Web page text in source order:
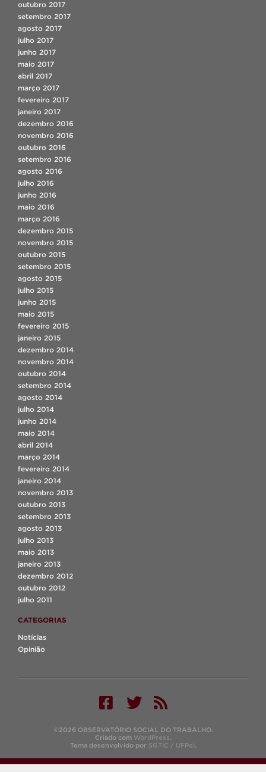
outubro 2017
setembro 2017
agosto 2017
julho 2017
junho 2017
maio 2017
abril 2017
março 2017
fevereiro 2017
janeiro 2017
dezembro 2016
novembro 2016
outubro 2016
setembro 2016
agosto 2016
julho 2016
junho 2016
maio 2016
março 2016
dezembro 2015
novembro 2015
outubro 2015
setembro 2015
agosto 2015
julho 2015
junho 2015
maio 2015
fevereiro 2015
janeiro 2015
dezembro 2014
novembro 2014
outubro 2014
setembro 2014
agosto 2014
julho 2014
junho 2014
maio 2014
abril 2014
março 2014
fevereiro 2014
janeiro 2014
novembro 2013
outubro 2013
setembro 2013
agosto 2013
julho 2013
maio 2013
janeiro 2013
dezembro 2012
outubro 2012
julho 2011
CATEGORIAS
Notícias
Opinião
©2026 OBSERVATÓRIO SOCIAL DO TRABALHO.
Criado com WordPress.
Tema desenvolvido por SGTIC / UFPel .